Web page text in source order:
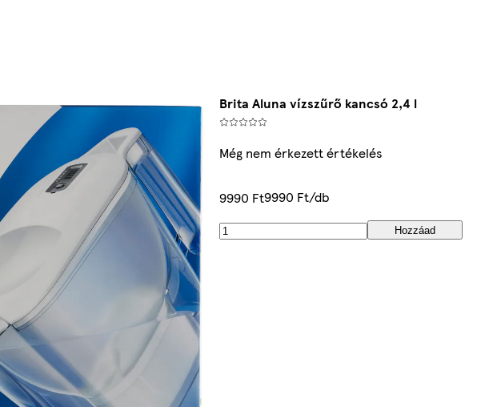
Brita Aluna vízszűrő kancsó 2,4 l
Még nem érkezett értékelés
9990 Ft9990 Ft/db
Hozzáad